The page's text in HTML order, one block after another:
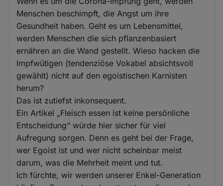
Menschen beschimpft, die Angst um ihre
Gesundheit haben. Geht es um Lebensmittel,
werden Menschen die sich pflanzenbasiert
ernähren an die Wand gestellt. Wieso hacken die
Impfwütigen (tendenziöse Vokabel absichtsvoll
gewählt) nicht auf den egoistischen Karnisten
herum?
Das ist zutiefst inkonsequent.
Ein Artikel „Fleisch essen ist keine persönliche
Entscheidung“ würde hier sicher für viel
Aufregung sorgen. Denn es geht bei der Frage,
wer Egoist ist und wer nicht scheinbar meist
darum, was die Mehrheit meint und tut.
Ich fürchte, wir werden unserer Enkel-Generation